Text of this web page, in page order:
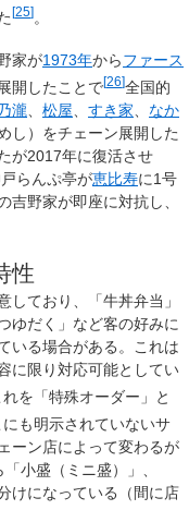
[25]。
家が1973年からファース
開したことで[26]全国的
瀧 松屋 すき家
なか
し）をチェーン展開した
が2017年に復活させ
らんぷ亭が恵比寿に1号
吉野家が即座に対抗し、
性
ており、「牛丼弁当」
ゆだく」など客の好みに
いる場合がある。これは
に限り対応可能としてい
を「特殊オーダー」と
も明示されていないサ
ーン店によって変わるが
小盛（ミニ盛）」、
けになっている（間に店